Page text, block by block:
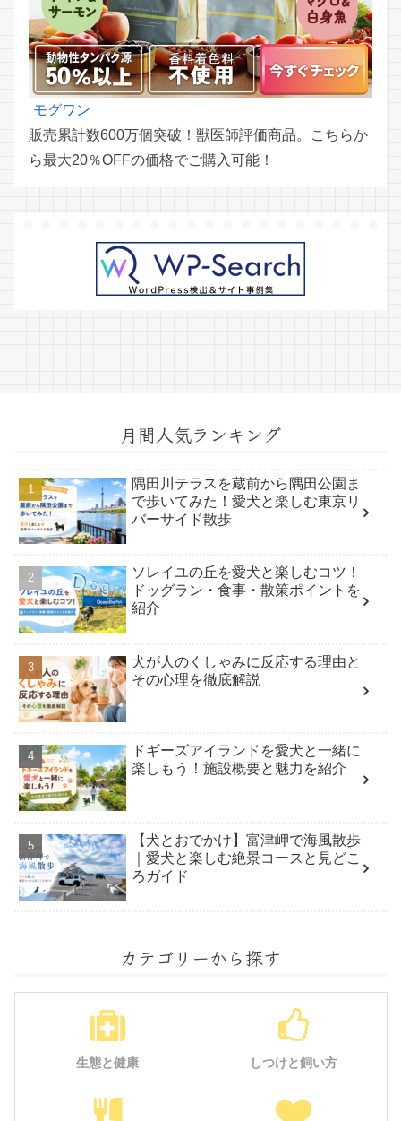
モグワン
販売累計数600万個突破！獣医師評価商品。こちらか
ら最大20％OFFの価格でご購入可能！
月間人気ランキング
隅田川テラスを蔵前から隅田公園ま
で歩いてみた！愛犬と楽しむ東京リ
バーサイド散歩
ソレイユの丘を愛犬と楽しむコツ！
ドッグラン・食事・散策ポイントを
紹介
犬が人のくしゃみに反応する理由と
その心理を徹底解説
ドギーズアイランドを愛犬と一緒に
楽しもう！施設概要と魅力を紹介
【犬とおでかけ】富津岬で海風散歩
｜愛犬と楽しむ絶景コースと見どこ
ろガイド
カテゴリーから探す
生態と健康 しつけと飼い方